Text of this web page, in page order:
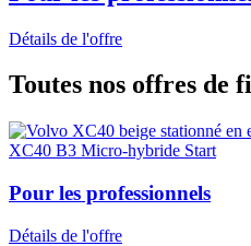
Détails de l'offre
Toutes nos offres de
XC40 B3 Micro-hybride Start
Pour les professionnels
Détails de l'offre